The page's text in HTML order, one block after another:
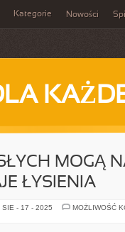
Kategorie Nowości
MOGĄ
ŁYSIENIA
SIE - 17 - 2025
MOŻLIWOŚĆ